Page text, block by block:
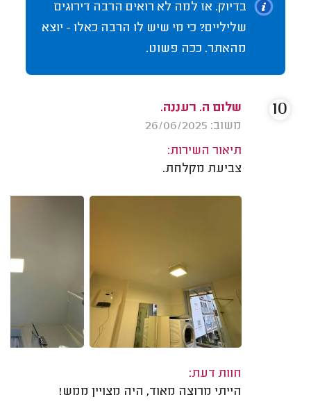
בדיוק. אז למה לא רואים הרבה דירוגים
שליליים? כי מי שיש לו הרבה כאלו - יוצא
מהאתר. ככה פשוט.
שלום ה. רעננה.
משוב: 26/06/2025
תיאור השירות:
צביעת מקלחת.
חוות דעת:
הייתי מרוצה מאוד, היה מצויין ממש!
10